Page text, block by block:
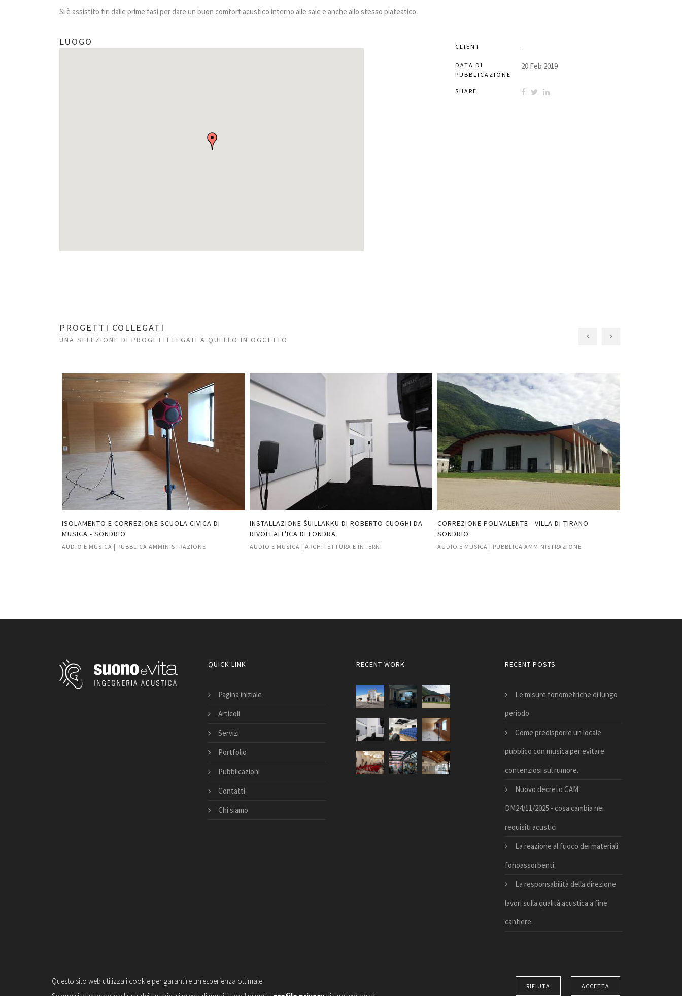
Si è assistito fin dalle prime fasi per dare un buon comfort acustico interno alle sale e anche allo stesso plateatico.
LUOGO CLIENT -
DATA DI
PUBBLICAZIONE
20 Feb 2019
SHARE
PROGETTI COLLEGATI
UNA SELEZIONE DI PROGETTI LEGATI A QUELLO IN OGGETTO
ISOLAMENTO E CORREZIONE SCUOLA CIVICA DI
MUSICA - SONDRIO
AUDIO E MUSICA | PUBBLICA AMMINISTRAZIONE
INSTALLAZIONE ŠUILLAKKU DI ROBERTO CUOGHI DA
RIVOLI ALL'ICA DI LONDRA
AUDIO E MUSICA | ARCHITETTURA E INTERNI
CORREZIONE POLIVALENTE - VILLA DI TIRANO
SONDRIO
AUDIO E MUSICA | PUBBLICA AMMINISTRAZIONE
QUICK LINK
Pagina iniziale
Articoli
Servizi
Portfolio
Pubblicazioni
Contatti
Chi siamo
RECENT WORK RECENT POSTS
Le misure fonometriche di lungo
periodo
Come predisporre un locale
pubblico con musica per evitare
contenziosi sul rumore.
Nuovo decreto CAM
DM24/11/2025 - cosa cambia nei
requisiti acustici
La reazione al fuoco dei materiali
fonoassorbenti.
La responsabilità della direzione
lavori sulla qualità acustica a fine
cantiere.
ACCETTA
RIFIUTA
Questo sito web utilizza i cookie per garantire un'esperienza ottimale.